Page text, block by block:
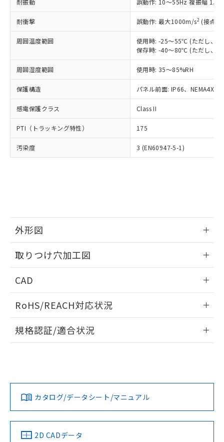
耐振動 誤動作: 10～55Hz 複振幅
耐衝撃 誤動作: 最大1000m/s2 (接点
周囲温度範囲
使用時: -25～55℃ (ただし、氷
保存時: -40～80℃ (ただし、氷
周囲湿度範囲 使用時: 35～85%RH
保護構造 パネル前面: IP66、NEMA4X,
感電保護クラス Class II
PTI（トラッキング特性） 175
汚染度 3 (EN60947-5-1)
外形図
取りつけ穴加工図
CAD
ドすることができます。
ログイン/会員登録
ダウンロードデータをご利用いただく前に、以下を必ずお読
みください。
ソフトウェアの使用条件
RoHS/REACH対応状況
EU RoHS 注意事項・凡例
対応済み
中国 RoHS 注意事項・凡例
規格認証/適合状況
カタログ/データシート/マニュアル
2D CADデータ
正式な納期状況および標準価格はお客
様のお取引先、またはお客様担当のオ
ムロン制御機器販売店・当社販売員に
オムロン制御機器販売店や当社販売拠
販売ネットワーク
」をご確認
在庫状況および標準価格結果を当社の
事前の承諾なく第三者に漏洩または開
示しないようお願いします。
マイパーツ機能（部品リスト作成サー
ビス）をご利用いただくには、I-Web
メンバーズにご登録されている必要が
お客様が当ウェブサイト上で当社にご
指します。
但し、RoHS指令で産業用監視および制御機器に対する
適用除外項目は除く。
フタル酸エステル類の４物質については閾値を超える意
図的な使用がないことを確認しています。
部品在庫の切り替え状況などにより、予定
月が前後することがあります。
※3 非含有証明書ダウンロード
51物質の非含有証明書（当社基準）
※本証明書は発行日時点で非含有を証明す
るもので、過去に遡って非含有を証明する
ものではありません。
また、RoHS指令のフタル酸エステル類４
欄に対応日を記載しておりました。
既に当社にて対応品への在庫切替を完了
していることから、特段のことがない限
り、2022年1月12日より割愛しておりま
す。
DBP(フタル酸ジブチル) : 1000ppm、 DIBP(フタル酸ジ
イソブチル) : 1000ppm、 BBP(フタル酸ブチルベンジ
DEHP(フタル酸ビス(2-エチルヘキシル)) : 1000ppm
準値以下であることを示します。
「10」：通常の使用状況下において有害物
質が外部に漏えいし、環境に深刻な影響を
及ぼさない年数を意味します。
「－」：未確認です。当社販売部門へお問
全に破砕するなど、違法に輸出されな
いよう必要な手段を講じます。
当社は貴社製品を、核兵器、ミサイ
ル、化学兵器、生物兵器またはその他
武器並びにこれらの製造装置等に一切
当社は、貴社製品を第三者に販売する
場合は、上記1、2および3の内容を当
該第三者に通知します。また当社は、
販売先および販売に係わる関係者が違
法に輸出するおそれがある場合は、取
り引きをいたしません。
一定数には満たないが在庫あり
－
在庫なし(最新の在庫状況につ
いては、お客様のお取引先、ま
たはお客様担当のオムロン制御
機器販売店・当社販売員にご確
空
受注生産機種、また在庫状況の
情報を公開していない機種